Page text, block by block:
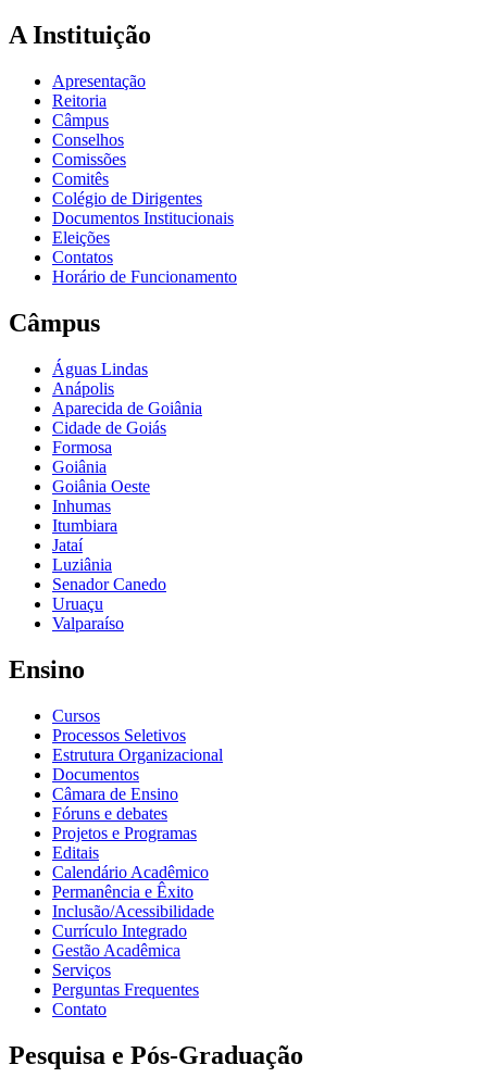
A Instituição
Apresentação
Reitoria
Câmpus
Conselhos
Comissões
Comitês
Colégio de Dirigentes
Documentos Institucionais
Eleições
Contatos
Horário de Funcionamento
Câmpus
Águas Lindas
Anápolis
Aparecida de Goiânia
Cidade de Goiás
Formosa
Goiânia
Goiânia Oeste
Inhumas
Itumbiara
Jataí
Luziânia
Senador Canedo
Uruaçu
Valparaíso
Ensino
Cursos
Processos Seletivos
Estrutura Organizacional
Documentos
Câmara de Ensino
Fóruns e debates
Projetos e Programas
Editais
Calendário Acadêmico
Permanência e Êxito
Inclusão/Acessibilidade
Currículo Integrado
Gestão Acadêmica
Serviços
Perguntas Frequentes
Contato
Pesquisa e Pós-Graduação